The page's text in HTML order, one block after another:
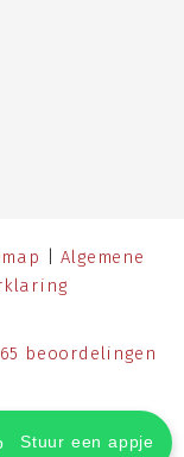
|Algemene
65 beoordelingen
Stuur een appje